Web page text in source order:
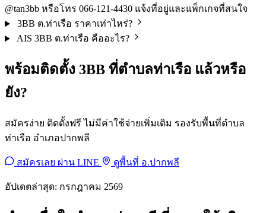
@tan3bb หรือโทร 066-121-4430 แจ้งที่อยู่และแพ็กเกจที่สนใจ
3BB ต.ท่าเรือ ราคาเท่าไหร่?
AIS 3BB ต.ท่าเรือ คืออะไร?
พร้อมติดตั้ง 3BB ที่ตำบลท่าเรือ แล้วหรือ
ยัง?
สมัครง่าย ติดตั้งฟรี ไม่มีค่าใช้จ่ายเพิ่มเติม รองรับพื้นที่ตำบล
ท่าเรือ อำเภอปากพลี
สมัครเลย ผ่าน LINE ดูพื้นที่ อ.ปากพลี
อัปเดตล่าสุด: กรกฎาคม 2569